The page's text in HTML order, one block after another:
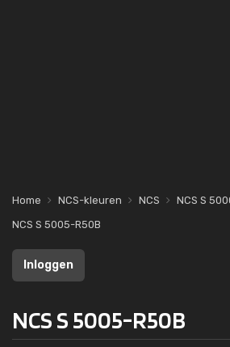
Home NCS-kleuren NCS
NCS S
NCS S 5005-R50B
Inloggen
NCS S 5005-R50B